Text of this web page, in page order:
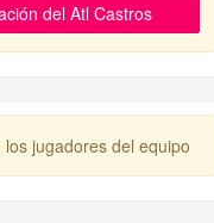
del Atl Castros
jugadores del equipo